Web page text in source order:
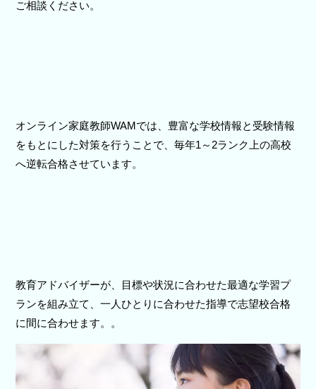
ご相談ください。
オンライン家庭教師WAMでは、豊富な学校情報と受験情報
をもとにした対策を行うことで、毎年1～2ランク上の高校
へ逆転合格させています。
教育アドバイザーが、目標や状況に合わせた最適な学習プ
ランを組み立て、一人ひとりに合わせた指導で志望校合格
に間に合わせます。。